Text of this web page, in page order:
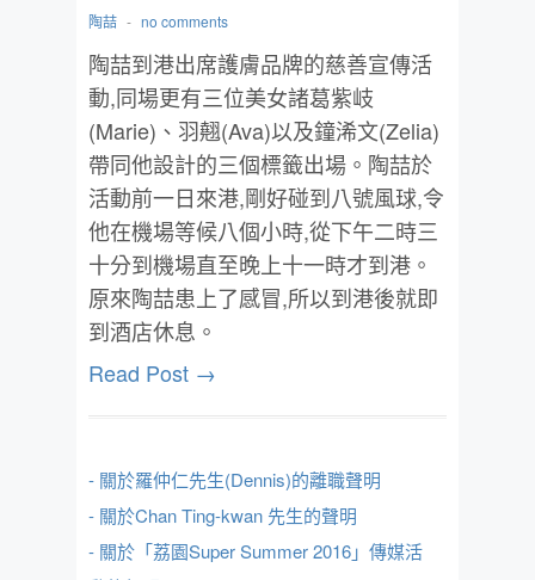
陶喆 - no comments
陶喆到港出席護膚品牌的慈善宣傳活
動,同場更有三位美女諸葛紫岐
(Marie)、羽翹(Ava)以及鐘浠文(Zelia)
帶同他設計的三個標籤出場。陶喆於
活動前一日來港,剛好碰到八號風球,令
他在機場等候八個小時,從下午二時三
十分到機場直至晚上十一時才到港。
原來陶喆患上了感冒,所以到港後就即
到酒店休息。
Read Post →
- 關於羅仲仁先生(Dennis)的離職聲明
- 關於Chan Ting-kwan 先生的聲明
- 關於「荔園Super Summer 2016」傳媒活